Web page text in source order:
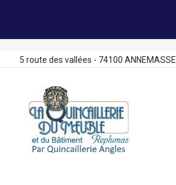
5 route des vallées - 74100 ANNEMASSE